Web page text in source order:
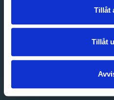
Tillåt
Tillåt